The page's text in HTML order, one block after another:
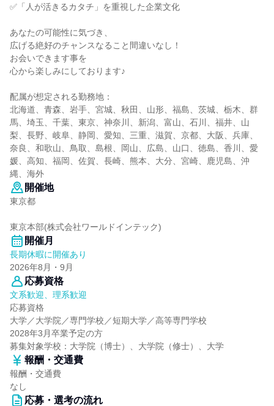
✅「人が活きるカタチ」を重視した企業文化
あなたの可能性に気づき、
広げる絶好のチャンスなること間違いなし！
お会いできます事を
心から楽しみにしております♪
配属が想定される勤務地：
北海道、青森、岩手、宮城、秋田、山形、福島、茨城、栃木、群
馬、埼玉、千葉、東京、神奈川、新潟、富山、石川、福井、山
梨、長野、岐阜、静岡、愛知、三重、滋賀、京都、大阪、兵庫、
奈良、和歌山、鳥取、島根、岡山、広島、山口、徳島、香川、愛
媛、高知、福岡、佐賀、長崎、熊本、大分、宮崎、鹿児島、沖
縄、海外
開催地
東京都
東京本部(株式会社ワールドインテック)
開催月
長期休暇に開催あり
2026年8月・9月
応募資格
文系歓迎、理系歓迎
応募資格
大学／大学院／専門学校／短期大学／高等専門学校
2028年3月卒業予定の方
募集対象学校：大学院（博士）、大学院（修士）、大学
報酬・交通費
報酬・交通費
なし
応募・選考の流れ